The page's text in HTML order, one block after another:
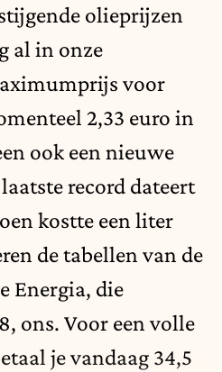
olieprijzen
al in onze
voor
2,33 euro in
ook een nieuwe
record dateert
kostte een liter
de tabellen van de
Energia, die
ons. Voor een volle
je vandaag 34,5